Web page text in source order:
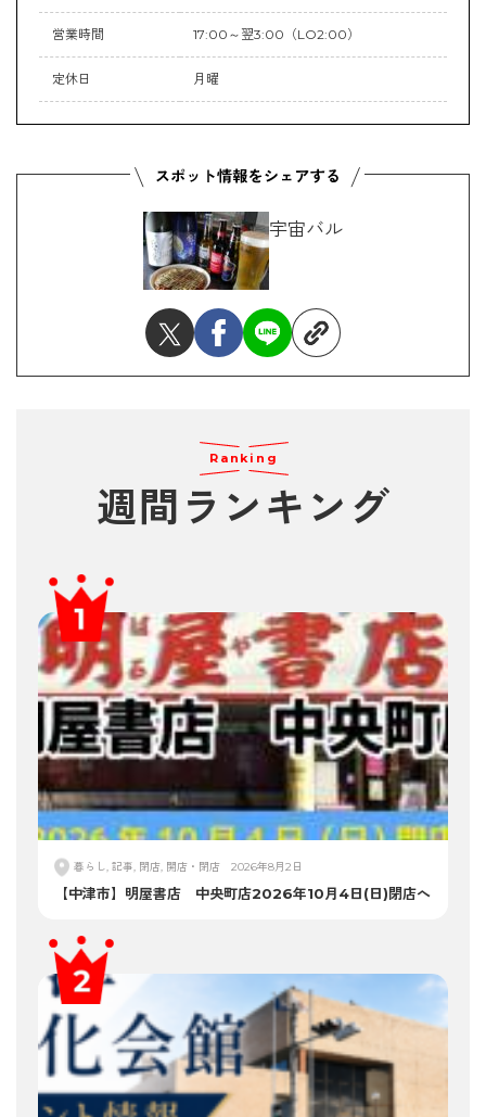
営業時間 17:00～翌3:00（LO2:00）
定休日 月曜
宇宙バル
Ranking
週間ランキング
暮らし, 記事, 閉店, 開店・閉店 2026年8月2日
【中津市】明屋書店 中央町店2026年10月4日(日)閉店へ